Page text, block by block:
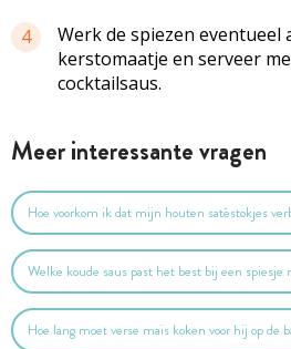
4
Werk de spiezen eventueel
kerstomaatje en serveer
cocktailsaus.
Meer interessante vragen
Hoe voorkom ik dat mijn houten satéstokjes
Welke koude saus past het best bij een spiesje
Hoe lang moet verse maïs koken voor hij op de